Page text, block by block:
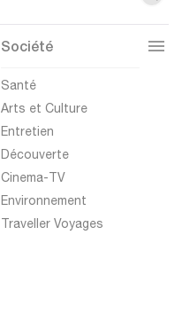
Société
Santé
Arts et Culture
Entretien
Découverte
Cinema-TV
Environnement
Traveller Voyages